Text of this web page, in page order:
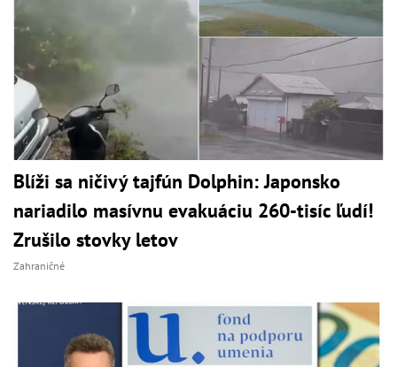
Blíži sa ničivý tajfún Dolphin: Japonsko
nariadilo masívnu evakuáciu 260-tisíc ľudí!
Zrušilo stovky letov
Zahraničné